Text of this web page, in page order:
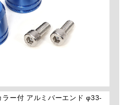
ラー付 アルミバーエンド φ33-